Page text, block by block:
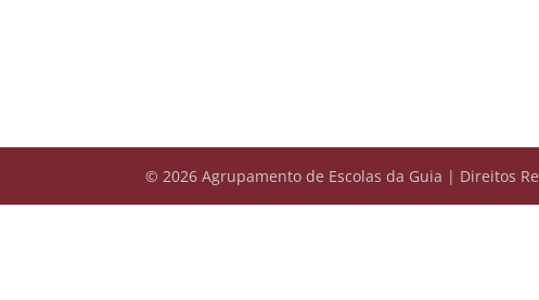
© 2026 Agrupamento de Escolas da Guia | Direitos